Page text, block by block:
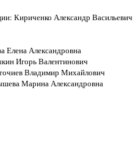
Кириченко Александр Васильевич
Александровна
Игорь Валентинович
Владимир Михайлович
Марина Александровна